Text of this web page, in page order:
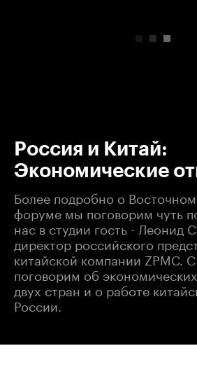
Россия и Китай:
Экономические
Более подробно о
форуме мы поговорим чуть
нас в студии гость - Леонид
директор российского
китайской компании ZPMC.
поговорим об
двух стран и о работе
России.